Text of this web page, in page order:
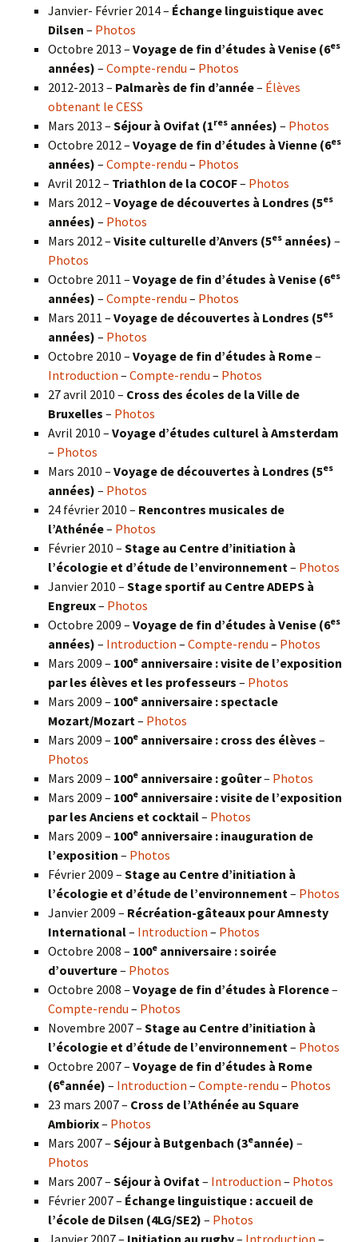
Janvier- Février 2014 – Échange linguistique avec
Dilsen – Photos
Octobre 2013 – Voyage de fin d’études à Venise (6es
années) – Compte-rendu – Photos
2012-2013 – Palmarès de fin d’année– Élèves
obtenant le CESS
Mars 2013 – Séjour à Ovifat (1res années) – Photos
Octobre 2012 – Voyage de fin d’études à Vienne (6es
années) – Compte-rendu – Photos
Avril 2012 – Triathlon de la COCOF– Photos
Mars 2012 – Voyage de découvertes à Londres (5es
années) – Photos
Mars 2012 – Visite culturelle d’Anvers (5es années) –
Photos
Octobre 2011 – Voyage de fin d’études à Venise (6es
années) – Compte-rendu – Photos
Mars 2011 – Voyage de découvertes à Londres (5es
années) – Photos
Octobre 2010 – Voyage de fin d’études à Rome–
Introduction – Compte-rendu – Photos
27 avril 2010 – Cross des écoles de la Ville de
Bruxelles – Photos
Avril 2010 – Voyage d’études culturel à Amsterdam
– Photos
Mars 2010 – Voyage de découvertes à Londres (5es
années) – Photos
24 février 2010 – Rencontres musicales de
l’Athénée– Photos
Février 2010 – Stage au Centre d’initiation à
l’écologie et d’étude de l’environnement – Photos
Janvier 2010 – Stage sportif au Centre ADEPS à
Engreux– Photos
Octobre 2009 – Voyage de fin d’études à Venise (6es
années) – Introduction – Compte-rendu – Photos
Mars 2009 – 100e anniversaire : visite de l’exposition
par les élèves et les professeurs – Photos
Mars 2009 – 100e anniversaire : spectacle
Mozart/Mozart – Photos
Mars 2009 – 100e anniversaire : cross des élèves –
Photos
Mars 2009 – 100e anniversaire : goûter– Photos
Mars 2009 – 100e anniversaire : visite de l’exposition
par les Anciens et cocktail– Photos
Mars 2009 – 100e anniversaire : inauguration de
l’exposition – Photos
Février 2009 – Stage au Centre d’initiation à
l’écologie et d’étude de l’environnement – Photos
Janvier 2009 – Récréation-gâteaux pour Amnesty
International– Introduction – Photos
Octobre 2008 – 100e anniversaire : soirée
d’ouverture– Photos
Octobre 2008 – Voyage de fin d’études à Florence–
Compte-rendu – Photos
Novembre 2007 – Stage au Centre d’initiation à
l’écologie et d’étude de l’environnement – Photos
Octobre 2007 – Voyage de fin d’études à Rome
(6eannée) – Introduction – Compte-rendu – Photos
23 mars 2007 – Cross de l’Athénée au Square
Ambiorix– Photos
Mars 2007 – Séjour à Butgenbach (3eannée) –
Photos
Mars 2007 – Séjour à Ovifat – Introduction – Photos
Février 2007 – Échange linguistique : accueil de
l’école de Dilsen (4LG/SE2) – Photos
Janvier 2007 – Initiation au rugby– Introduction –